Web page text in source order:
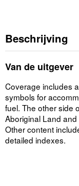
Beschrijving
Van de uitgever
Coverage includes
symbols for
fuel. The other side
Aboriginal Land
Other content
detailed indexes.